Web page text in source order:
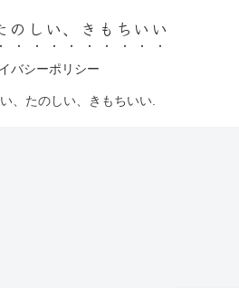
のしい、きもちいい
バシーポリシー
、たのしい、きもちいい.